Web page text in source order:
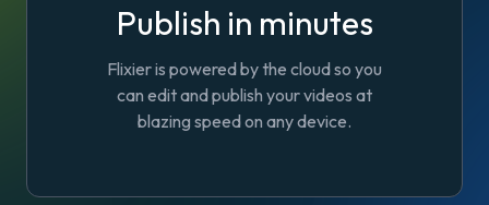
Publish in minutes
Flixier is powered by the cloud so you
can edit and publish your videos at
blazing speed on any device.